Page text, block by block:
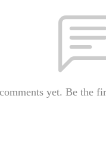
yet. Be the